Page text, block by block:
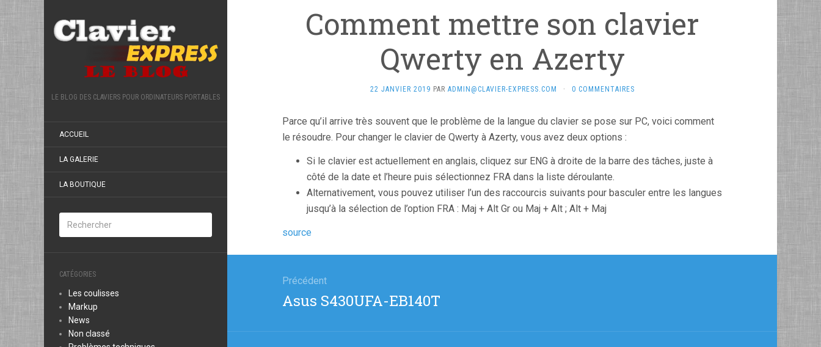
LE BLOG DES CLAVIERS POUR ORDINATEURS PORTABLES
ACCUEIL
LA GALERIE
LA BOUTIQUE
CATÉGORIES
Les coulisses
Markup
News
Non classé
Comment mettre son clavier
Qwerty en Azerty
22 JANVIER 2019 PAR ADMIN@CLAVIER-EXPRESS.COM · 0 COMMENTAIRES
Parce qu’il arrive très souvent que le problème de la langue du clavier se pose sur PC, voici comment
le résoudre. Pour changer le clavier de Qwerty à Azerty, vous avez deux options :
Si le clavier est actuellement en anglais, cliquez sur ENG à droite de la barre des tâches, juste à
côté de la date et l’heure puis sélectionnez FRA dans la liste déroulante.
Alternativement, vous pouvez utiliser l’un des raccourcis suivants pour basculer entre les langues
jusqu’à la sélection de l’option FRA : Maj + Alt Gr ou Maj + Alt ; Alt + Maj
source
l’article
Précédent
Article
Asus S430UFA-EB140T